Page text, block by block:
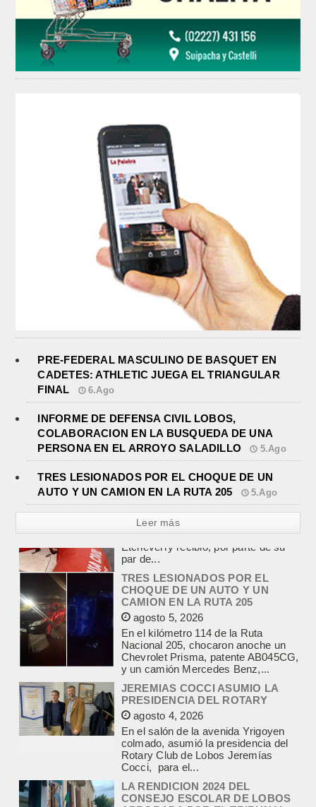
PRE-FEDERAL MASCULINO DE BASQUET EN
CADETES: ATHLETIC JUEGA EL TRIANGULAR
FINAL
6.Ago
INFORME DE DEFENSA CIVIL LOBOS,
COLABORACION EN LA BUSQUEDA DE UNA
PERSONA EN EL ARROYO SALADILLO
5.Ago
TRES LESIONADOS POR EL CHOQUE DE UN
AUTO Y UN CAMION EN LA RUTA 205
5.Ago
Leer más
TRES LESIONADOS POR EL
CHOQUE DE UN AUTO Y UN
CAMION EN LA RUTA 205
agosto 5, 2026
En el kilómetro 114 de la Ruta
Nacional 205, chocaron anoche un
Chevrolet Prisma, patente AB045CG,
y un camión Mercedes Benz,...
JEREMIAS COCCI ASUMIO LA
PRESIDENCIA DEL ROTARY
agosto 4, 2026
En el salón de la avenida Yrigoyen
colmado, asumió la presidencia del
Rotary Club de Lobos Jeremías
Cocci, para el...
LA RENDICION 2024 DEL
CONSEJO ESCOLAR DE LOBOS
APROBADA POR EL TRIBUNAL
DE CUENTAS BONAERENSE